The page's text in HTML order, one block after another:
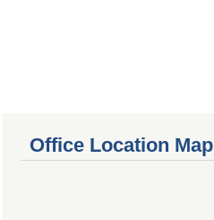
Office Location Map